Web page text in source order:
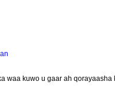
waa kuwo u gaar ah qorayaasha